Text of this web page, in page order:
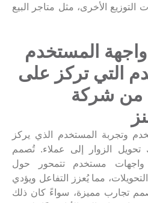
التوزيع الأخرى، مثل متاجر البيع
المستخدم
التي تركز على
من شركة
وتجربة المستخدم الذي يركز
تحويل الزوار إلى عملاء. تُصمم
واجهات مستخدم تتمحور حول
مما يُعزز التفاعل ويؤدي
تجارب مميزة، سواءً كان ذلك